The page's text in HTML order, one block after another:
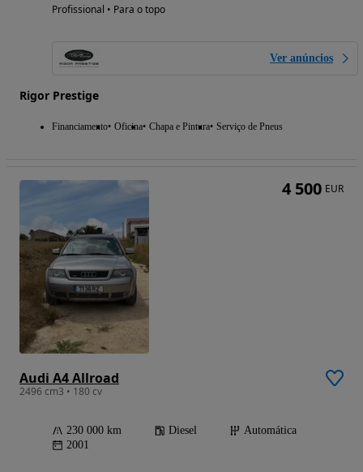
Profissional • Para o topo
Ver anúncios
Rigor Prestige
Financiamento Oficina Chapa e Pintura Serviço de Pneus
Audi A4 Allroad
2496 cm3 • 180 cv
230 000 km Diesel
Automática
2001
4 500 EUR